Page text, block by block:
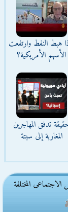
هبط النفط وارتفعت
الأسهم الأمريكية؟
تدفق المهاجرين
المغاربة إلى سبتة
المختلفة